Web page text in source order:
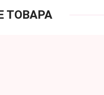
ТОВАРА